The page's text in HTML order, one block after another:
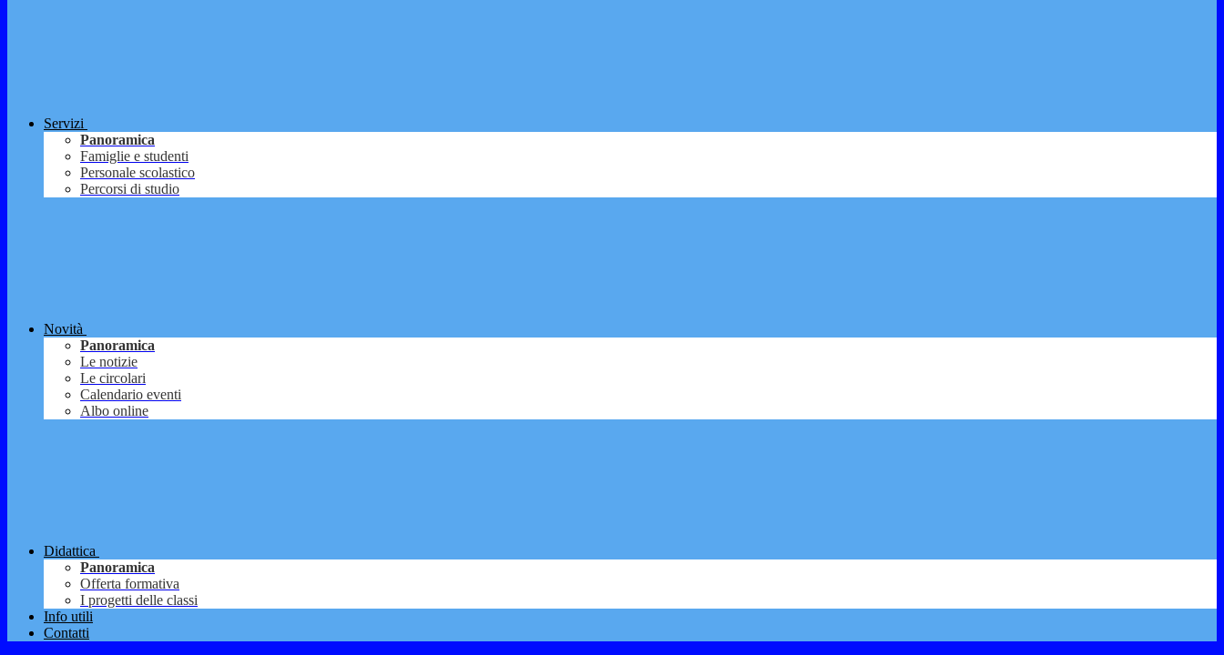
Servizi
Panoramica
Famiglie e studenti
Personale scolastico
Percorsi di studio
Novità
Panoramica
Le notizie
Le circolari
Calendario eventi
Albo online
Didattica
Panoramica
Offerta formativa
I progetti delle classi
Info utili
Contatti